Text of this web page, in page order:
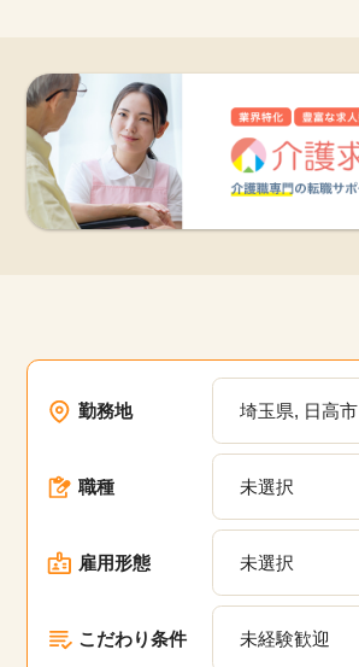
勤務地 埼玉県, 日高市
職種 未選択
雇用形態 未選択
こだわり条件 未経験歓迎